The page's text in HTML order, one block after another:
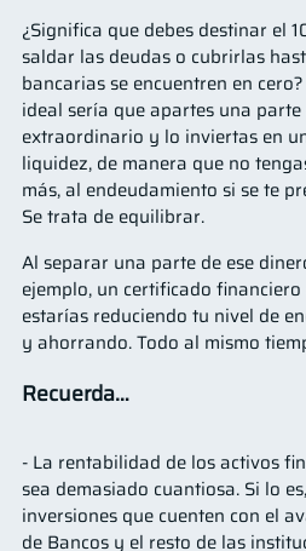
¿Significa que debes destinar el
saldar las deudas o cubrirlas
bancarias se encuentren en
ideal sería que apartes una parte
extraordinario y lo inviertas en
liquidez, de manera que no
más, al endeudamiento si se te
Se trata de equilibrar.
Al separar una parte de ese
ejemplo, un certificado
estarías reduciendo tu nivel de
y ahorrando. Todo al mismo
Recuerda…
- La rentabilidad de los activos
sea demasiado cuantiosa. Si lo
inversiones que cuenten con el
de Bancos y el resto de las